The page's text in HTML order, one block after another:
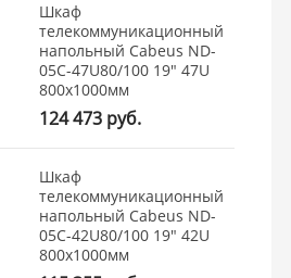
Шкаф
телекоммуникационный
напольный Cabeus ND-
05C-47U80/100 19" 47U
800x1000мм
124 473 руб.
Шкаф
телекоммуникационный
напольный Cabeus ND-
05C-42U80/100 19" 42U
800x1000мм